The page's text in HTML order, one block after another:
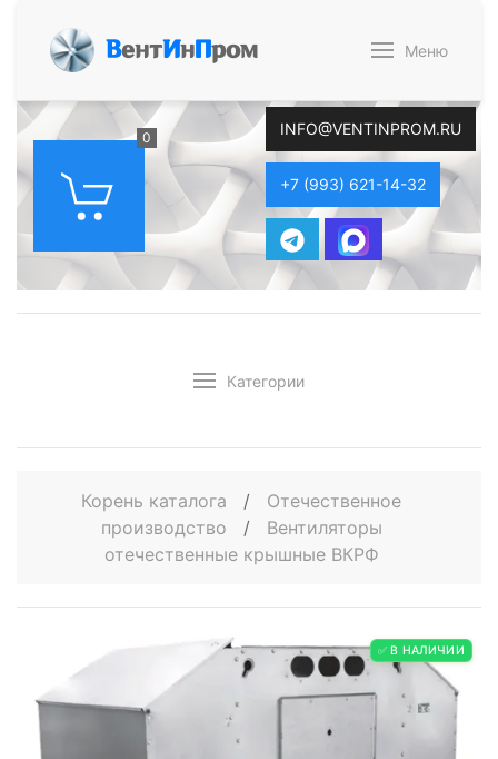
ВентИнПром Меню
0 INFO@VENTINPROM.RU
+7 (993) 621-14-32
Категории
Корень каталога /
Отечественное
производство
/
Вентиляторы
отечественные крышные ВКРФ
✅ В НАЛИЧИИ